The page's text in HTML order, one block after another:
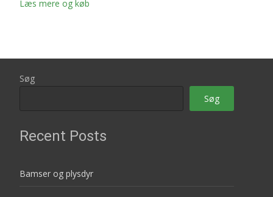
Læs mere og køb
Søg
Søg
Recent Posts
Bamser og plysdyr